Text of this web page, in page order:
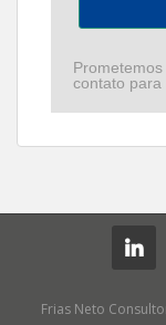
contato para
Frias Neto